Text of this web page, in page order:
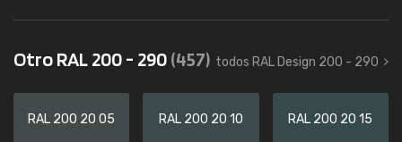
Otro RAL 200 - 290(457) todos RAL Design 200 - 290
RAL 200 20 05 RAL 200 20 10 RAL 200 20 15